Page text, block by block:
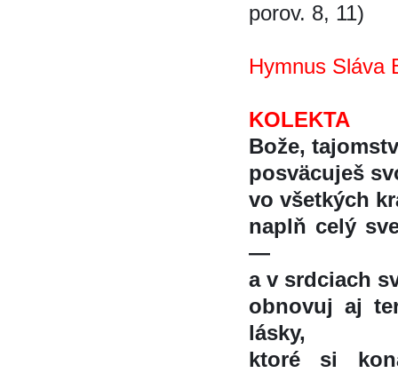
porov. 8, 11)
Hymnus Sláva
KOLEKTA
Bože,
posväcuješ
vo všetkých
naplň celý
—
a v srdciach
obnovuj aj
lásky,
ktoré si